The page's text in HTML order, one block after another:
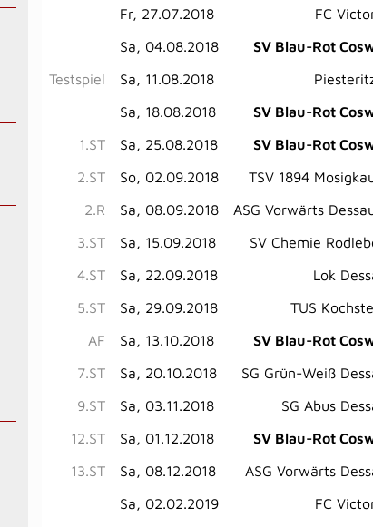
Fr, 27.07.2018 FC
Sa, 04.08.2018
SV Blau-Rot
Testspiel
Sa, 11.08.2018
Sa, 18.08.2018
SV Blau-Rot
1.ST
Sa, 25.08.2018 SV Blau-Rot
2.ST
So, 02.09.2018 TSV 1894
2.R
Sa, 08.09.2018 ASG Vorwärts
3.ST
Sa, 15.09.2018 SV Chemie
4.ST
Sa, 22.09.2018 Lok
5.ST
Sa, 29.09.2018 TUS
AF
Sa, 13.10.2018 SV Blau-Rot
7.ST
Sa, 20.10.2018 SG Grün-Weiß
9.ST Sa, 03.11.2018 SG Abus
12.ST Sa, 01.12.2018 SV Blau-Rot
13.ST
Sa, 08.12.2018 ASG Vorwärts
Sa, 02.02.2019
FC